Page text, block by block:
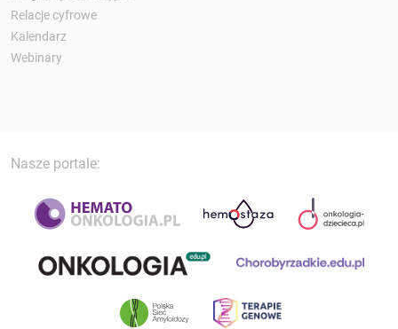
Relacje cyfrowe
Kalendarz
Webinary
Nasze portale: